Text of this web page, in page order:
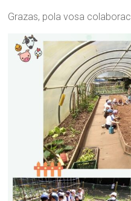
Grazas, pola vosa